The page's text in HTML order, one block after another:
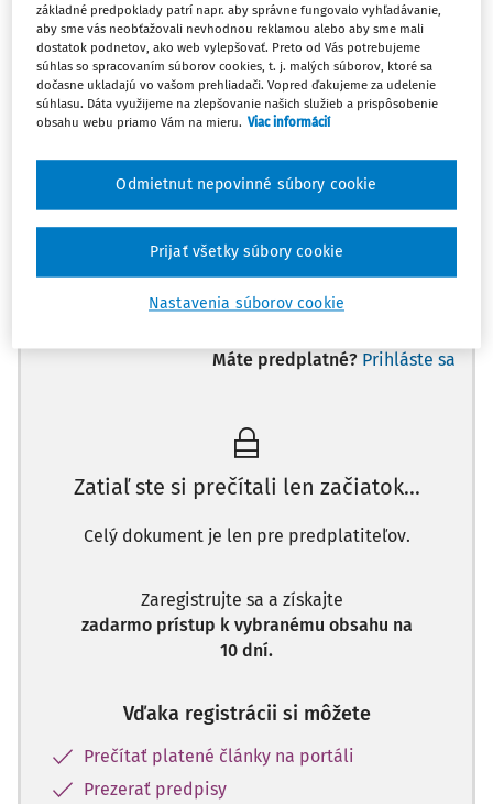
2. Bezplatné postúpenie nástrojov spojených s akciami
príjemcom, ktorí tak získajú právo prijať (v deň
uplatnenia) platbu v hotovosti vo výške rovnajúcej sa
rozdielu medzi trhovou hodnotou určitého počtu akcií
banky (referenčná cena) a vopred stanovenou
zdaňovania a slovenského daňového práva v prípade, ak
Odpoveď
Máte predplatné? Prihláste sa
Zatiaľ ste si prečítali len začiatok...
Celý dokument je len pre predplatiteľov.
Zaregistrujte sa a získajte
zadarmo prístup k vybranému obsahu na
10 dní.
Vďaka registrácii si môžete
Prečítať platené články na portáli
Prezerať predpisy
základné predpoklady patrí napr. aby správne fungovalo vyhľadávanie,
aby sme vás neobťažovali nevhodnou reklamou alebo aby sme mali
dostatok podnetov, ako web vylepšovať. Preto od Vás potrebujeme
súhlas so spracovaním súborov cookies, t. j. malých súborov, ktoré sa
dočasne ukladajú vo vašom prehliadači. Vopred ďakujeme za udelenie
súhlasu. Dáta využijeme na zlepšovanie našich služieb a prispôsobenie
obsahu webu priamo Vám na mieru. Viac informácií
Nastavenia súborov cookie
Odmietnut nepovinné súbory cookie
Prijať všetky súbory cookie